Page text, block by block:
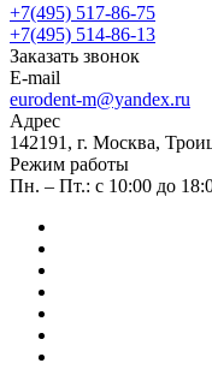
+7(495) 517-86-75
+7(495) 514-86-13
Заказать звонок
E-mail
eurodent-m@yandex.ru
Адрес
142191, г. Москва,
Режим работы
Пн. – Пт.: с 10:00 до